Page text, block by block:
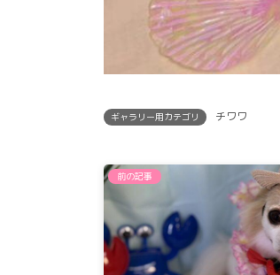
ギャラリー用カテゴリ チワワ
前の記事